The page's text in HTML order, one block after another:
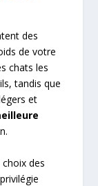
des
de votre
chats les
tandis que
et
des